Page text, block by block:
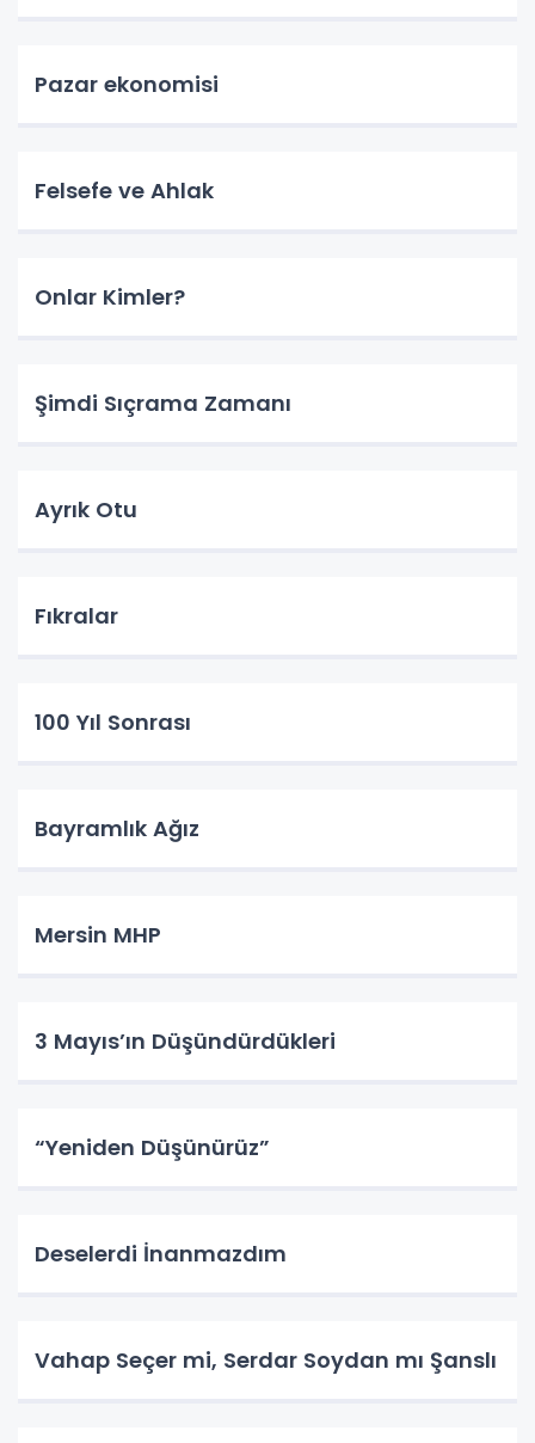
Pazar ekonomisi
Felsefe ve Ahlak
Onlar Kimler?
Şimdi Sıçrama Zamanı
Ayrık Otu
Fıkralar
100 Yıl Sonrası
Bayramlık Ağız
Mersin MHP
3 Mayıs’ın Düşündürdükleri
“Yeniden Düşünürüz”
Deselerdi İnanmazdım
Vahap Seçer mi, Serdar Soydan mı Şanslı